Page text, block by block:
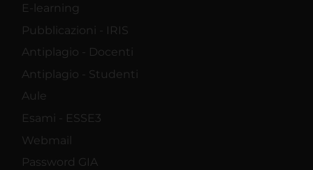
E-learning
Pubblicazioni - IRIS
Antiplagio - Docenti
Antiplagio - Studenti
Aule
Esami - ESSE3
Webmail
Password GIA